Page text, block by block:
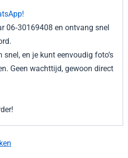
06‑30169408 en ontvang snel
en je kunt eenvoudig foto’s
Geen wachttijd, gewoon direct